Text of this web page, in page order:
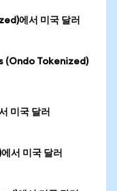
에서 미국 달러
(Ondo Tokenized)
미국 달러
서 미국 달러